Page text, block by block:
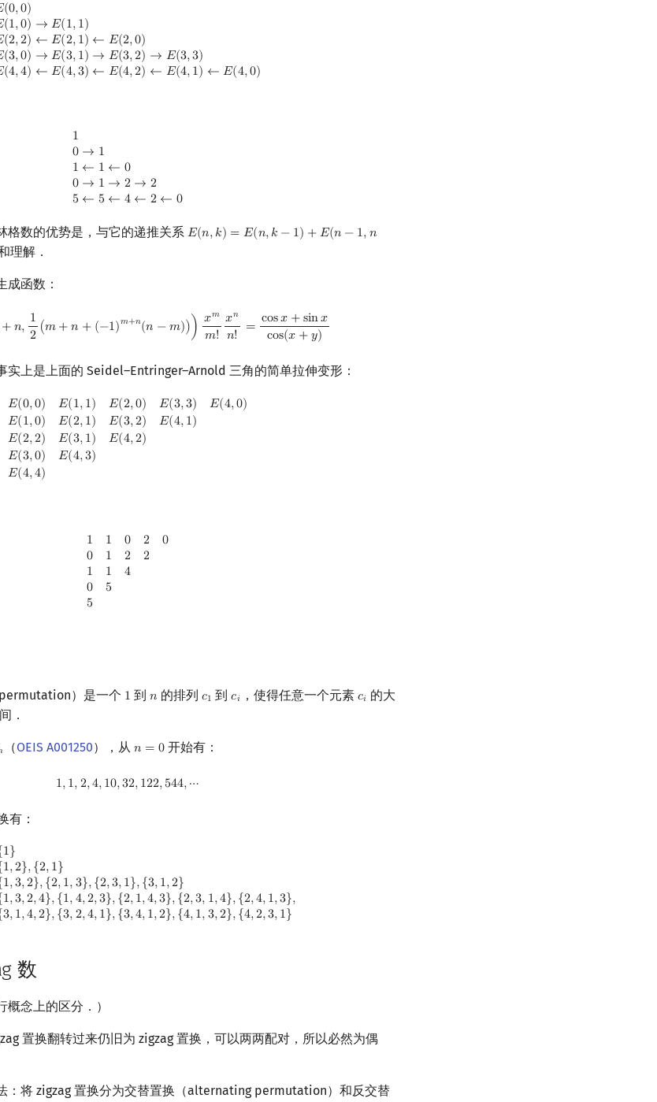
(0,0)
(1,0) → 𝐸(1,1)
(2,2) ← 𝐸(2,1) ← 𝐸(2,0)
(3,0) → 𝐸(3,1) → 𝐸(3,2) → 𝐸(3,3)
(4,4) ← 𝐸(4,3) ← 𝐸(4,2) ← 𝐸(4,1) ← 𝐸(4,0)
E(2,1)←
1
0 → 1
1 ← 1 ← 0
0 → 1 → 2 → 2
5 ← 5 ← 4 ← 2 ← 0
1←
格数的优势是，与它的递推关系 𝐸(𝑛,𝑘) = 𝐸(𝑛,𝑘 − 1) +𝐸(𝑛 − 1,𝑛
E(n,k )=E(n ,k−1)+E (n −1, n− k)
理解．
成函数：
+𝑛, 1
2 (𝑚+𝑛 + (−1)𝑚+𝑛(𝑛 −𝑚)) ) 𝑥𝑚
𝑚!
𝑥𝑛
𝑛! = cos𝑥+sin𝑥
cos(𝑥 +𝑦)
+n 1 1 m +n ( n − m m xnn !=cos +sinxcos(x+y)
实上是上面的 Seidel–Entringer–Arnold 三角的简单拉伸变形：
𝐸(0,0) 𝐸(1,1) 𝐸(2,0) 𝐸(3,3) 𝐸(4,0)
𝐸(1,0) 𝐸(2,1) 𝐸(3,2) 𝐸(4,1)
𝐸(2,2) 𝐸(3,1) 𝐸(4,2)
𝐸(3,0) 𝐸(4,3)
𝐸(4,4)
,3)E(4,0 E(1,0) E(2 )E(3,2)E 4,1)E(2,2 (3,1)E(4
1 1 0 2
0
0
1 2
2
1
1
4
0
5
5
10 0 2 14 5
）是一个 1
1 到 𝑛
n 的排列 𝑐1
c1 到𝑐𝑖
ci ，使得任意一个元素 𝑐𝑖
ci 的大
．
（OEIS A001250），从𝑛 = 0
n =0 开始有：
1,1,2,4,10,32,122,544,⋯
1 ,2 4 10,32,122,544,⋯
有：
1}
1,2},{2,1}
1,3,2},{2,1,3},{2,3,1},{3,1,2}
1,3,2,4},{1,4,2,3},{2,1,4,3},{2,3, 1,4},{2,4,1,3},
3,1,4,2},{3,2,4,1},{3,4,1,2},{4,1,3,2},{4,2,3,1}
,2}
数
概念上的区分．）
置换翻转过来仍旧为 zigzag 置换，可以两两配对，所以必然为偶
：将 zigzag 置换分为交替置换（alternating permutation）和反交替